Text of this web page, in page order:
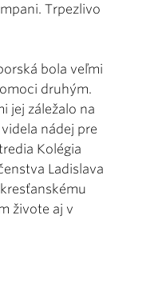
Trpezlivo
bola veľmi
druhým.
jej záležalo na
nádej pre
Kolégia
Ladislava
živote aj v